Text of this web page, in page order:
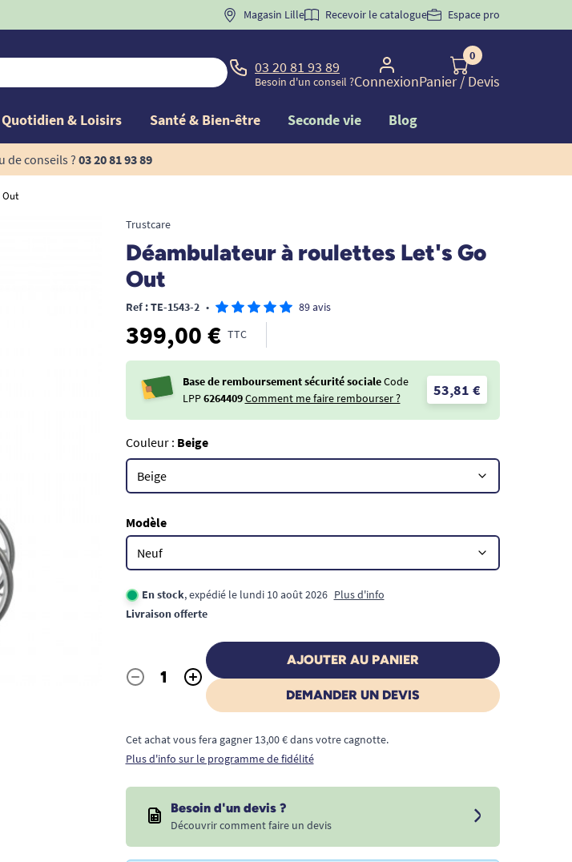
BIENVENUE" pourla 1ère commande d'incontinence
Magasin Lille Recevoir le catalogue Espace pro
03 20 81 93 89
Besoin d'un conseil ?Connexion
0
Panier/ Devis
Quotidien & Loisirs Santé & Bien-être Seconde vie Blog
de conseils ?03 20 81 93 89
Out
Trustcare
Déambulateur à roulettes Let's Go
Out
Ref : TE-1543-2 • 89 avis
399,00 € TTC
Base de remboursement sécurité socialeCode
LPP6264409Comment me faire rembourser ? 53,81 €
Couleur : Beige
Modèle
En stock, expédié le lundi 10 août 2026 Plus d'info
Livraison offerte
Quantité
- +
AJOUTER AU PANIER
DEMANDER UN DEVIS
Cet achat vous fera gagner 13,00 € dans votre cagnotte.
Plus d'info sur le programme de fidélité
Besoin d'un devis ?
Découvrir comment faire un devis